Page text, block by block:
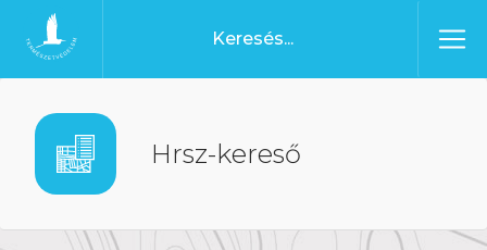
Ugrás a tartalomhoz
Főoldal
Hrsz-kereső